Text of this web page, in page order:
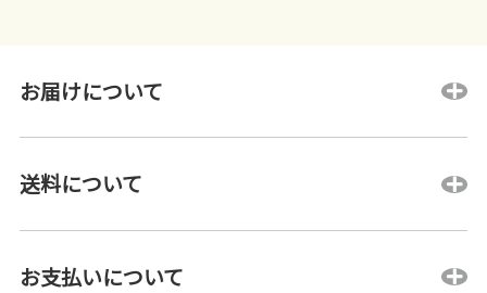
お届けについて
送料について
お支払いについて